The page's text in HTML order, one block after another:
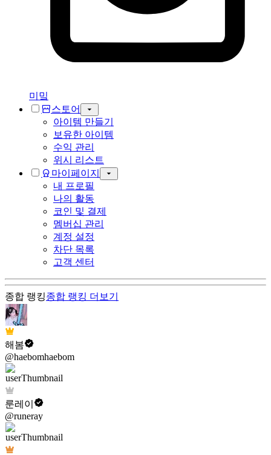
미밐
스토어
아이템 만들기
보유한 아이템
수익 관리
위시 리스트
마이페이지
내 프로필
나의 활동
코인 및 결제
멤버십 관리
계정 설정
차단 목록
고객 센터
종합 랭킹종합 랭킹 더보기
해봄
@haebomhaebom
룬레이
@runeray